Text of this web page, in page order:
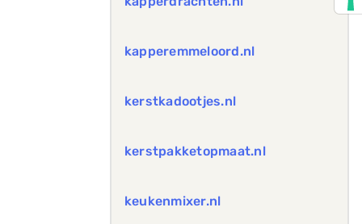
kapperemmeloord.nl
kerstkadootjes.nl
kerstpakketopmaat.nl
keukenmixer.nl